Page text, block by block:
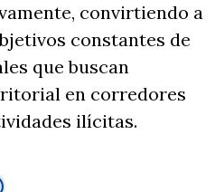
convirtiendo a
constantes de
que buscan
en corredores
ilícitas.